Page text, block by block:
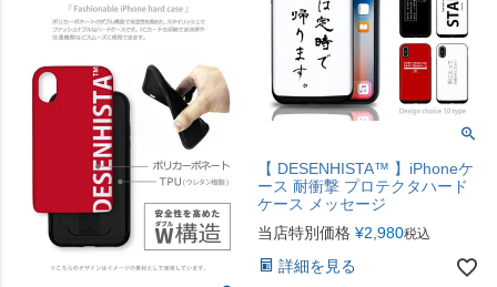
【 DESENHISTA™ 】iPhoneケ
ース 耐衝撃 プロテクタハード
ケース メッセージ
当店特別価格 ¥2,980税込
詳細を見る